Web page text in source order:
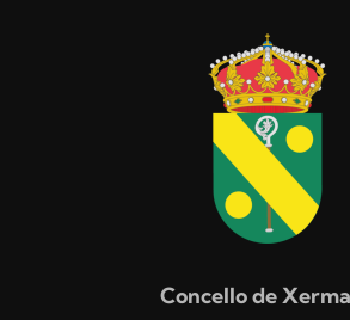
Concello de